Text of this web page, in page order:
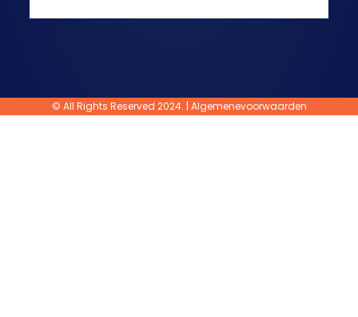
© All Rights Reserved 2024. | Algemenevoorwaarden